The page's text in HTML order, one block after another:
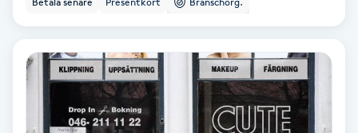
Babylights
Balayage